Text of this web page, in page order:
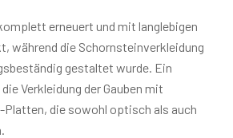
erneuert und mit langlebigen
während die Schornsteinverkleidung
gestaltet wurde. Ein
Verkleidung der Gauben mit
die sowohl optisch als auch